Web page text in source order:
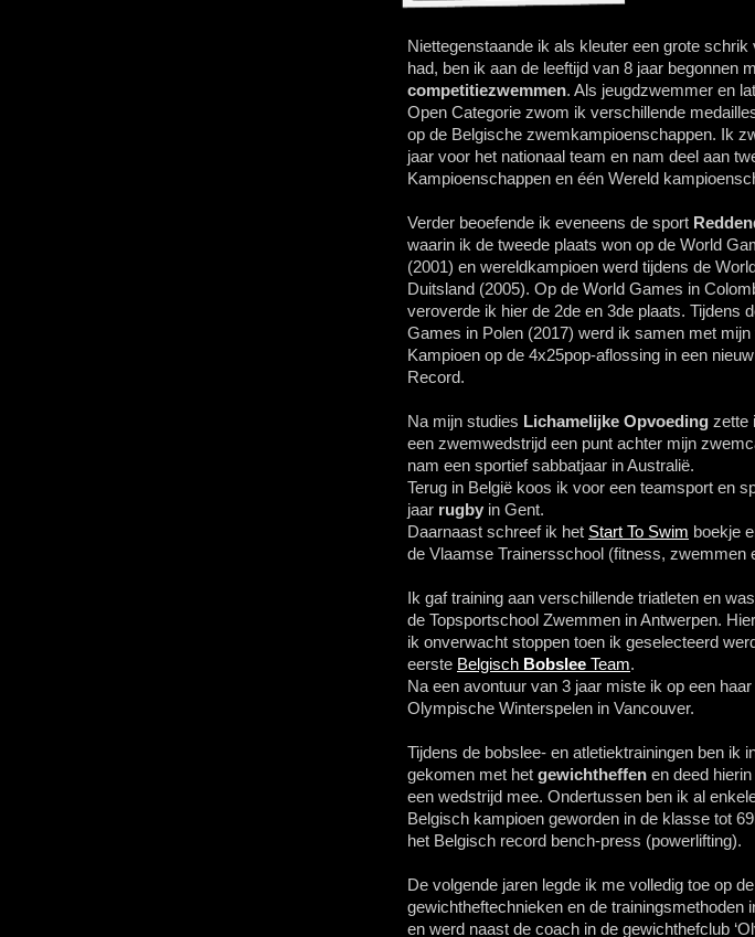
Niettegenstaande ik als kleuter een grote schrik
had, ben ik aan de leeftijd van 8 jaar begonnen
competitiezwemmen. Als jeugdzwemmer en
Open Categorie zwom ik verschillende
op de Belgische zwemkampioenschappen. Ik
jaar voor het nationaal team en nam deel aan
Kampioenschappen en één Wereld
Verder beoefende ik eveneens de sport
waarin ik de tweede plaats won op de World
(2001) en wereldkampioen werd tijdens de
Duitsland (2005). Op de World Games in
veroverde ik hier de 2de en 3de plaats. Tijdens
Games in Polen (2017) werd ik samen met mijn
Kampioen op de 4x25pop-aflossing in een
Record.
Na mijn studies Lichamelijke Opvoeding zette
een zwemwedstrijd een punt achter mijn
nam een sportief sabbatjaar in Australië.
Terug in België koos ik voor een teamsport en
jaar rugby in Gent.
Daarnaast schreef ik het Start To Swim boekje
de Vlaamse Trainersschool (fitness, zwemmen
Ik gaf training aan verschillende triatleten en
de Topsportschool Zwemmen in Antwerpen.
ik onverwacht stoppen toen ik geselecteerd
eerste Belgisch Bobslee Team.
Na een avontuur van 3 jaar miste ik op een haar
Olympische Winterspelen in Vancouver.
Tijdens de bobslee- en atletiektrainingen ben ik
gekomen met het gewichtheffen en deed
een wedstrijd mee. Ondertussen ben ik al
Belgisch kampioen geworden in de klasse tot
het Belgisch record bench-press (powerlifting).
De volgende jaren legde ik me volledig toe op de
gewichtheftechnieken en de trainingsmethoden
en werd naast de coach in de gewichthefclub